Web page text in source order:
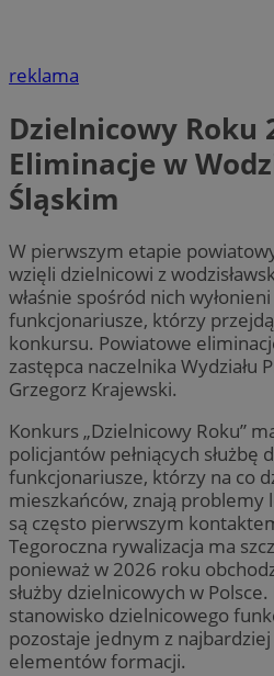
reklama
Dzielnicowy Roku
Eliminacje w
Śląskim
W pierwszym etapie
wzięli dzielnicowi z
właśnie spośród nich
funkcjonariusze, którzy
konkursu. Powiatowe
zastępca naczelnika Wydziału
Grzegorz Krajewski.
Konkurs „Dzielnicowy Roku”
policjantów pełniących służbę
funkcjonariusze, którzy na co
mieszkańców, znają problemy
są często pierwszym
Tegoroczna rywalizacja ma
ponieważ w 2026 roku
służby dzielnicowych w
stanowisko dzielnicowego
pozostaje jednym z
elementów formacji.